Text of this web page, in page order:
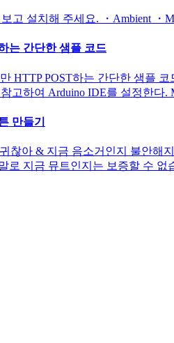
고 설치해 주세요. ・Ambient ・
는 간단한 샘플 코드
HTTP POST하는 간단한 샘플
고하여 Arduino IDE를 설정한다
만들기
찮아 & 지금 음소거인지 불안
로 지금 뮤트인지는 보증할 수